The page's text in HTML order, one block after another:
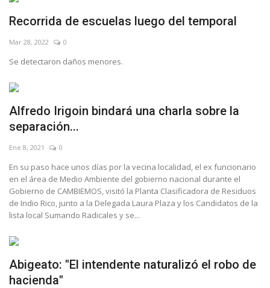
Recorrida de escuelas luego del temporal
Mar 28, 2022 0
Se detectaron daños menores.
Alfredo Irigoin bindará una charla sobre la
separación...
Ene 8, 2021 0
En su paso hace unos días por la vecina localidad, el ex funcionario
en el área de Medio Ambiente del gobierno nacional durante el
Gobierno de CAMBIEMOS, visitó la Planta Clasificadora de Residuos
de Indio Rico, junto a la Delegada Laura Plaza y los Candidatos de la
lista local Sumando Radicales y se...
Abigeato: "El intendente naturalizó el robo de
hacienda"